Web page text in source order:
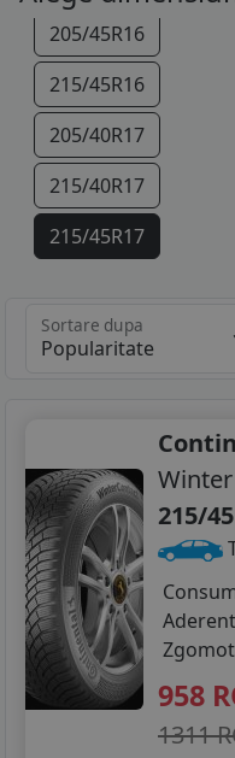
205/45R16
215/45R16
205/40R17
215/40R17
215/45R17
Sortare dupa
215/
Zgomot
958
1311